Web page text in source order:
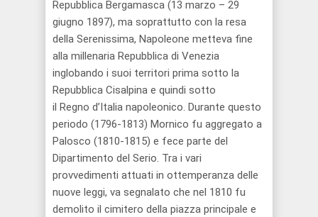
Repubblica Bergamasca (13 marzo – 29
giugno 1897), ma soprattutto con la resa
della Serenissima, Napoleone metteva fine
alla millenaria Repubblica di Venezia
inglobando i suoi territori prima sotto la
Repubblica Cisalpina e quindi sotto
il Regno d’Italia napoleonico. Durante questo
periodo (1796-1813) Mornico fu aggregato a
Palosco (1810-1815) e fece parte del
Dipartimento del Serio. Tra i vari
provvedimenti attuati in ottemperanza delle
nuove leggi, va segnalato che nel 1810 fu
demolito il cimitero della piazza principale e